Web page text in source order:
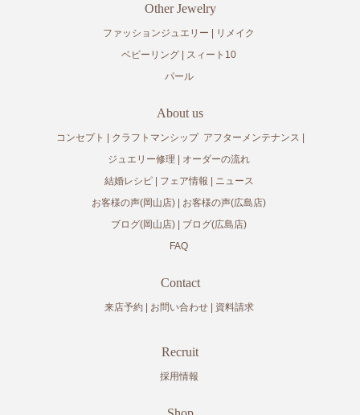
Other Jewelry
ファッションジュエリー
リメイク
ベビーリング
スィート10
パール
About us
コンセプト クラフトマンシップ アフターメンテナンス
ジュエリー修理
オーダーの流れ
結婚レシピ
フェア情報
ニュース
お客様の声(岡山店)
お客様の声(広島店)
ブログ(岡山店)
ブログ(広島店)
FAQ
Contact
来店予約 お問い合わせ 資料請求
Recruit
採用情報